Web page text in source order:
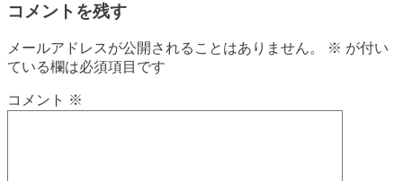
コメントを残す
メールアドレスが公開されることはありません。 ※ が付い
ている欄は必須項目です
コメント ※